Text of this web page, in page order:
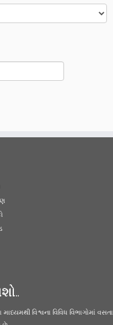
વિશ્વના વિવિધ વિભાગોમાં વસતા